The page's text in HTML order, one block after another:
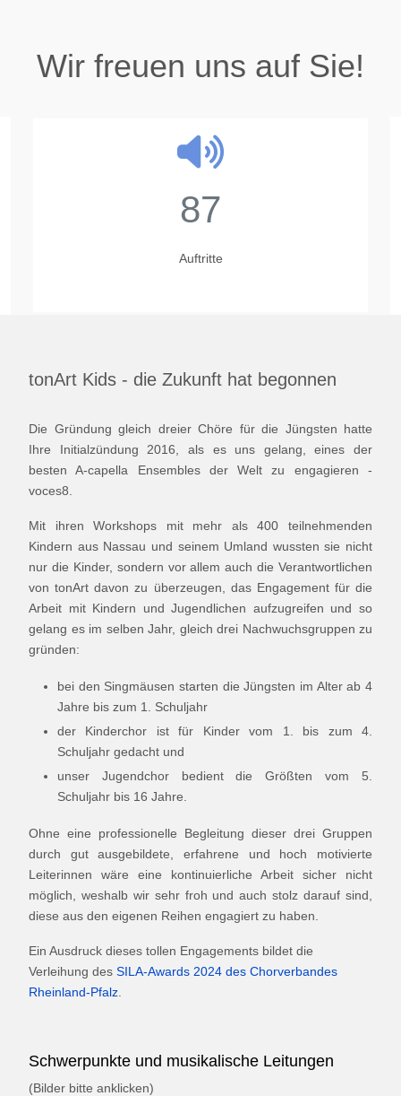
Wir freuen uns auf Sie!
87
Auftritte
tonArt Kids - die Zukunft hat begonnen
Die Gründung gleich dreier Chöre für die Jüngsten hatte
Ihre Initialzündung 2016, als es uns gelang, eines der
besten A-capella Ensembles der Welt zu engagieren -
voces8.
Mit ihren Workshops mit mehr als 400 teilnehmenden
Kindern aus Nassau und seinem Umland wussten sie nicht
nur die Kinder, sondern vor allem auch die Verantwortlichen
von tonArt davon zu überzeugen, das Engagement für die
Arbeit mit Kindern und Jugendlichen aufzugreifen und so
gelang es im selben Jahr, gleich drei Nachwuchsgruppen zu
gründen:
bei den Singmäusen starten die Jüngsten im Alter ab 4
Jahre bis zum 1. Schuljahr
der Kinderchor ist für Kinder vom 1. bis zum 4.
Schuljahr gedacht und
unser Jugendchor bedient die Größten vom 5.
Schuljahr bis 16 Jahre.
Ohne eine professionelle Begleitung dieser drei Gruppen
durch gut ausgebildete, erfahrene und hoch motivierte
Leiterinnen wäre eine kontinuierliche Arbeit sicher nicht
möglich, weshalb wir sehr froh und auch stolz darauf sind,
diese aus den eigenen Reihen engagiert zu haben.
Ein Ausdruck dieses tollen Engagements bildet die
Verleihung des SILA-Awards 2024 des Chorverbandes
Rheinland-Pfalz
Schwerpunkte und musikalische Leitungen
(Bilder bitte anklicken)